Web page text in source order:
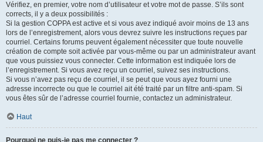
Vérifiez, en premier, votre nom d’utilisateur et votre mot de passe. S’ils sont
corrects, il y a deux possibilités :
Si la gestion COPPA est active et si vous avez indiqué avoir moins de 13 ans
lors de l’enregistrement, alors vous devrez suivre les instructions reçues par
courriel. Certains forums peuvent également nécessiter que toute nouvelle
création de compte soit activée par vous-même ou par un administrateur avant
que vous puissiez vous connecter. Cette information est indiquée lors de
l’enregistrement. Si vous avez reçu un courriel, suivez ses instructions.
Si vous n’avez pas reçu de courriel, il se peut que vous ayez fourni une
adresse incorrecte ou que le courriel ait été traité par un filtre anti-spam. Si
vous êtes sûr de l’adresse courriel fournie, contactez un administrateur.
Haut
Pourquoi ne puis-je pas me connecter ?